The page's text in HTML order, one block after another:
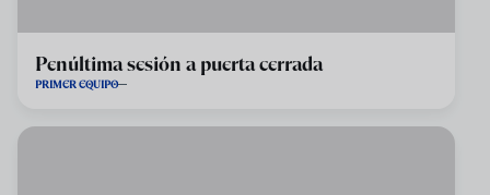
Penúltima sesión a puerta cerrada
PRIMER EQUIPO